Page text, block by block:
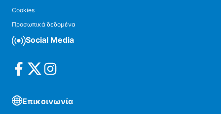
Cookies
Προσωπικά δεδομένα
Social Media
Επικοινωνία